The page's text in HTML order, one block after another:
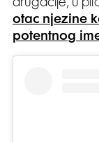
drugačije, u
otac njezine
potentnog